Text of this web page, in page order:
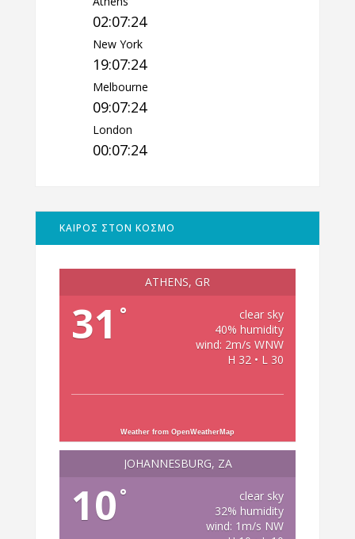
02:07:25
New York
19:07:25
Melbourne
09:07:25
London
00:07:25
ΚΑΙΡΟΣ ΣΤΟΝ ΚΟΣΜΟ
ATHENS, GR
31 °
clear sky
40% humidity
wind: 2m/s WNW
H 32 • L 30
Weather from OpenWeatherMap
JOHANNESBURG, ZA
10 °
clear sky
32% humidity
wind: 1m/s NW